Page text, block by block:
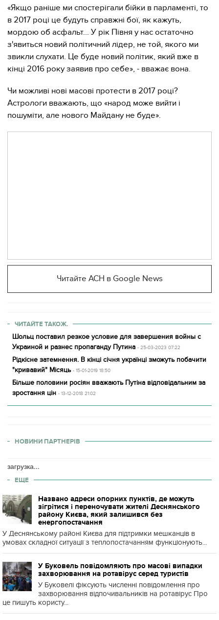
«Якщо раніше ми спостерігали бійки в парламенті, то
в 2017 році це будуть справжні бої, як кажуть,
мордою об асфальт... У рік Півня у нас остаточно
з'явиться новий політичний лідер, не той, якого ми
звикли слухати. Це буде новий політик, який вже в
кінці 2016 року заявив про себе», - вважає вона.
Чи можливі нові масові протести в 2017 році?
Астрологи вважають, що «народ може вийти і
пошуміти, але нового Майдану не буде».
Читайте АСН в Google News
ЧИТАЙТЕ ТАКОЖ.
Шольц поставил резкое условие для завершения войны с
Украиной и разнес пропаганду Путина - 25-03-2023 07:22
Рідкісне затемнення. В кінці січня українці зможуть побачити
"кривавий" Місяць - 15-01-2019 18:50
Більше половини росіян вважають Путіна відповідальним за
зростання цін - 13-12-2018 21:02
НОВИНИ ПАРТНЕРІВ
загрузка...
ЕЩЕ
Названо адреси опорних пунктів, де можуть
зігрітися і переночувати жителі Деснянського
району Києва, який залишився без
енергопостачання
У Деснянському районі Києва для підтримки мешканців в
умовах складної ситуації з теплопостачанням функціонують...
У Буковель повідомляють про масові випадки
захворювання на ротавірус серед туристів
У Буковелі фіксують численні повідомлення про
захворювання відпочивальників на ротавірус Про
це пишуть користу...